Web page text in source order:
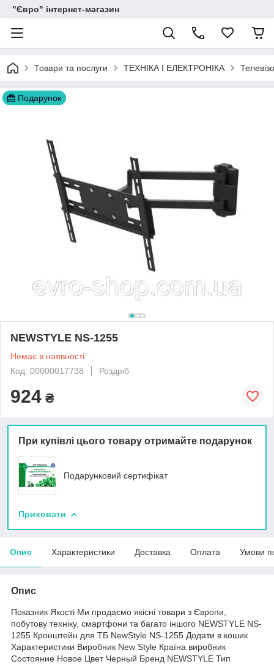
"Євро" інтернет-магазин
Товари та послуги ТЕХНІКА І ЕЛЕКТРОНІКА
Подарунок
NEWSTYLE NS-1255
Немає в наявності
Код: 00000017738
Роздріб
924 ₴
При купівлі цього товару отримайте подарунок
Подарунковий сертифікат
Приховати
Опис Характеристики Доставка Оплата Умови
Опис
Показник Якості Ми продаємо якісні товари з Європи,
побутову техніку, смартфони та багато іншого NEWSTYLE NS-
1255 Кронштейн для ТБ NewStyle NS-1255 Додати в кошик
Характеристики Виробник New Style Країна виробник
Состояние Новое Цвет Черный Бренд NEWSTYLE Тип